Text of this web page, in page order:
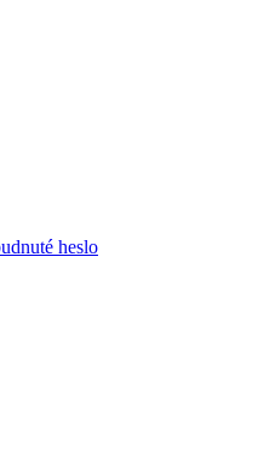
heslo